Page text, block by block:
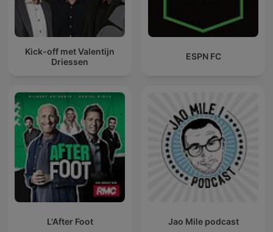
Kick-off met Valentijn
Driessen
ESPN FC
L'After Foot Jao Mile podcast